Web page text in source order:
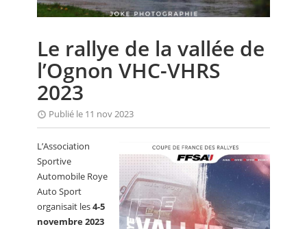
ANNUAIRES
PETITES ANNONCES
Le rallye de la vallée de
l’Ognon VHC-VHRS
2023
Publié le 11 nov 2023
L’Association
Sportive
Automobile Roye
Auto Sport
organisait les4-5
novembre 2023